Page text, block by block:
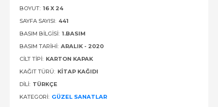
BOYUT: 16 X 24
SAYFA SAYISI: 441
BASIM BILGISI: 1.BASIM
BASIM TARIHI: ARALIK - 2020
CILT TIPI: KARTON KAPAK
KAĞIT TÜRÜ: KITAP KAĞIDI
DILI: TÜRKÇE
KATEGORI: GÜZEL SANATLAR